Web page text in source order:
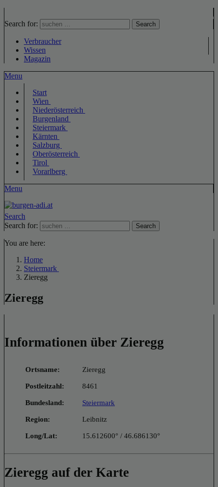
Search for: Search
Verbraucher
Wissen
Magazin
Menu
Start
Wien
Niederösterreich
Burgenland
Steiermark
Kärnten
Salzburg
Oberösterreich
Tirol
Vorarlberg
Menu
Search
Search for:
Search
You are here:
Home
Steiermark
Zieregg
Zieregg
Informationen über Zieregg
Ortsname: Zieregg
Postleitzahl: 8461
Bundesland: Steiermark
Region: Leibnitz
Long/Lat: 15.612600° / 46.686130°
Zieregg auf der Karte